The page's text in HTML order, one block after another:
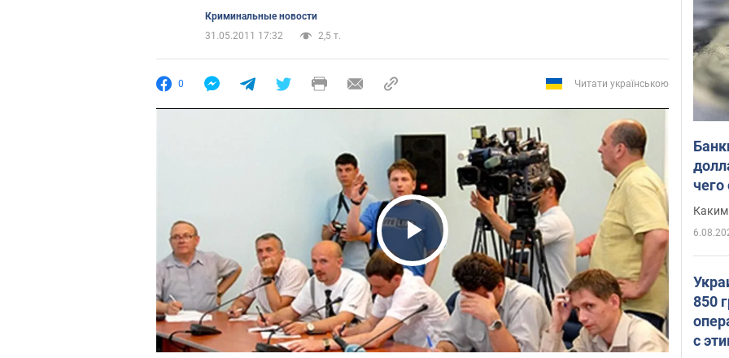
Криминальные новости
31.05.2011 17:32
2,5 т.
0 Читати українською
Play Video
Каким
850
с